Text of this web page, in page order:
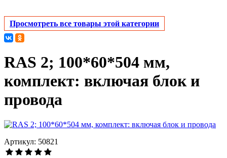
Просмотреть все товары этой категории
RAS 2; 100*60*504 мм,
комплект: включая блок и
провода
Артикул: 50821